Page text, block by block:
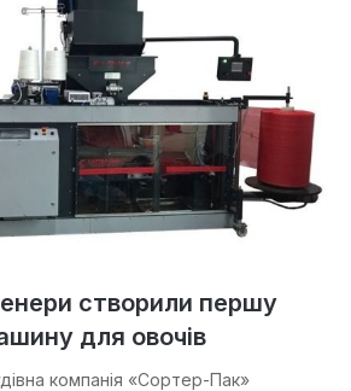
створили першу
для овочів
компанія «Сортер-Пак»